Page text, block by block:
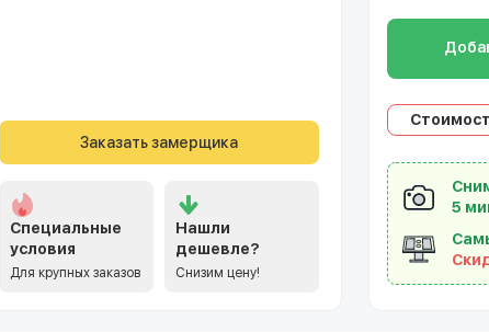
Заказать замерщика
Специальные
условия
Для крупных заказов
Нашли
дешевле?
Снизим цену!
5